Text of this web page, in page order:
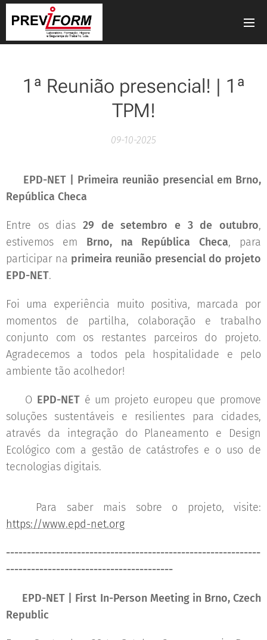
1ª Reunião presencial! | 1ª
TPM!
09-10-2025
EPD-NET | Primeira reunião presencial em Brno,
República Checa
Entre os dias 29 de setembro e 3 de outubro,
estivemos em Brno, na República Checa, para
participar na primeira reunião presencial do projeto
EPD-NET.
Foi uma experiência muito positiva, marcada por
momentos de partilha, colaboração e trabalho
conjunto com os restantes parceiros do projeto.
Agradecemos a todos pela hospitalidade e pelo
ambiente tão acolhedor!
💡 O EPD-NET é um projeto europeu que promove
soluções sustentáveis e resilientes para cidades,
através da integração do Planeamento e Design
Ecológico com a gestão de catástrofes e o uso de
tecnologias digitais.
🔗 Para saber mais sobre o projeto, visite:
https://www.epd-net.org
-------------------------------------------------------------
----------------------------------------
EPD-NET | First In-Person Meeting in Brno, Czech
Republic